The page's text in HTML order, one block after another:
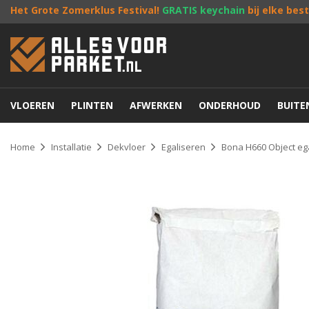
Het Grote Zomerklus Festival! GRATIS keychain bij elke
VLOEREN PLINTEN AFWERKEN ONDERHOUD
Home Installatie Dekvloer Egaliseren Bona H660 Object